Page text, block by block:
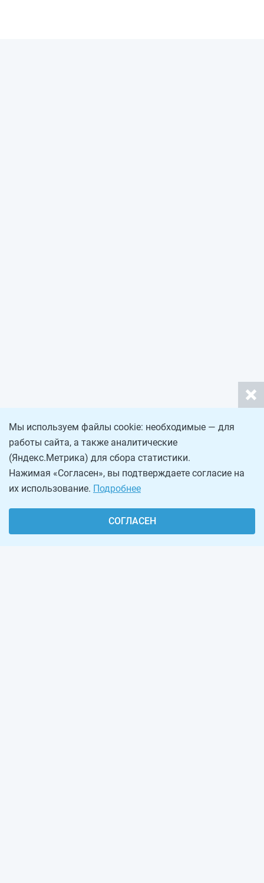
Мы используем файлы cookie: необходимые — для
работы сайта, а также аналитические
(Яндекс.Метрика) для сбора статистики.
Нажимая «Согласен», вы подтверждаете согласие на
их использование. Подробнее
СОГЛАСЕН